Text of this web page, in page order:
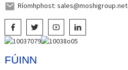
Ríomhphost: sales@moshigroup.net
FÚINN